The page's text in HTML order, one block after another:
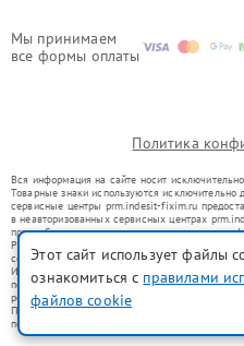
Мы принимаем
все формы оплаты
Политика
Вся информация на сайте носит
Товарные знаки используются исключительно
сервисные центры prm.indesit-fixim.ru
в неавторизованных сервисных центрах
правообладателями товарных знаков или их
Ремонт осуществляется для устройств, уже
со статьей 1487 ГК РФ.
Использование товарных знаков не
потребителей в заблуждение, а служит для
ремонту техники указанных брендов.
Представленная на сайте информация не
положениями Статьи 437(2) Гражданского
Этот сайт использует файлы
ознакомиться с правилами
файлов cookie